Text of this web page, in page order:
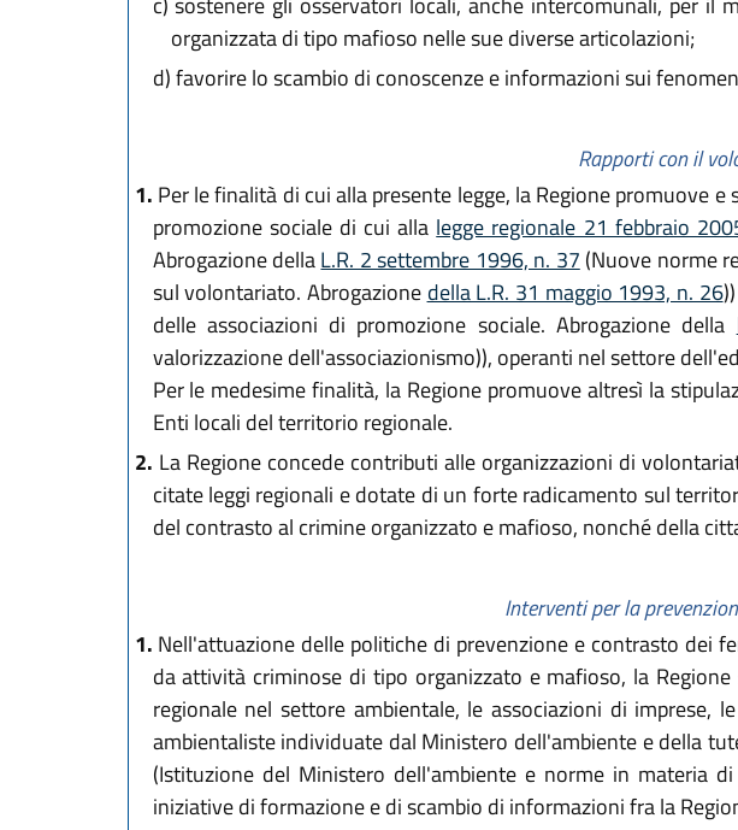
organizzata di tipo mafioso nelle sue diverse articolazioni;
d)favorire lo scambio di conoscenze e informazioni sui
Rapporti con il
1. Per le finalità di cui alla presente legge, la Regione promuove
promozione sociale di cui alla legge regionale 21 febbraio
Abrogazione dellaL.R. 2 settembre 1996, n. 37 (Nuove norme
sul volontariato. Abrogazione della L.R. 31 maggio 1993, n. 26
delle associazioni di promozione sociale. Abrogazione della
valorizzazione dell'associazionismo)), operanti nel settore
Per le medesime finalità, la Regione promuove altresì la
Enti locali del territorio regionale.
2. La Regione concede contributi alle organizzazioni di
citate leggi regionali e dotate di un forte radicamento sul
del contrasto al crimine organizzato e mafioso, nonché della
Interventi per la
1. Nell'attuazione delle politiche di prevenzione e contrasto dei
da attività criminose di tipo organizzato e mafioso, la
regionale nel settore ambientale, le associazioni di imprese,
ambientaliste individuate dal Ministero dell'ambiente e della
(Istituzione del Ministero dell'ambiente e norme in materia
iniziative di formazione e di scambio di informazioni fra la